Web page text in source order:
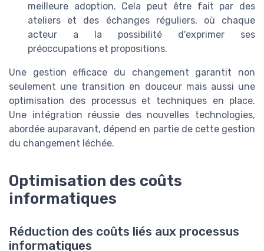
meilleure adoption. Cela peut être fait par des
ateliers et des échanges réguliers, où chaque
acteur a la possibilité d'exprimer ses
préoccupations et propositions.
Une gestion efficace du changement garantit non
seulement une transition en douceur mais aussi une
optimisation des processus et techniques en place.
Une intégration réussie des nouvelles technologies,
abordée auparavant, dépend en partie de cette gestion
du changement léchée.
Optimisation des coûts
informatiques
Réduction des coûts liés aux processus
informatiques